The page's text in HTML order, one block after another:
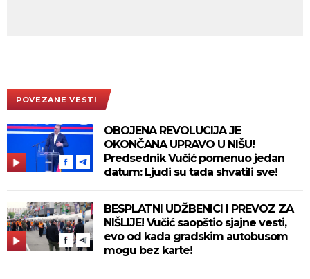
POVEZANE VESTI
OBOJENA REVOLUCIJA JE
OKONČANA UPRAVO U NIŠU!
Predsednik Vučić pomenuo jedan
datum: Ljudi su tada shvatili sve!
BESPLATNI UDŽBENICI I PREVOZ ZA
NIŠLIJE! Vučić saopštio sjajne vesti,
evo od kada gradskim autobusom
mogu bez karte!